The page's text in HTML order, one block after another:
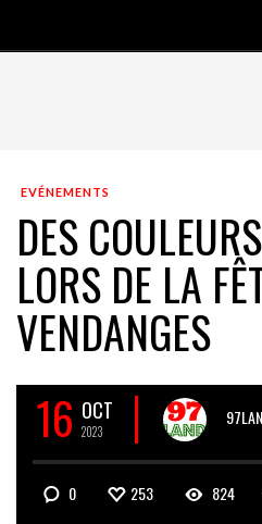
EVÉNEMENTS
DES
LORS DE LA
VENDANGES
16 OCT
2023
0 253 824